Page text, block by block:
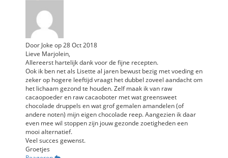
Door Joke op28 Oct 2018
Lieve Marjolein,
Allereerst hartelijk dank voor de fijne recepten.
Ook ik ben net als Lisette al jaren bewust bezig met voeding en
zeker op hogere leeftijd vraagt het dubbel zoveel aandacht om
het lichaam gezond te houden. Zelf maak ik van raw
cacaopoeder en raw cacaoboter met wat greensweet
chocolade druppels en wat grof gemalen amandelen (of
andere noten) mijn eigen chocolade reep. Aangezien ik daar
even mee wil stoppen zijn jouw gezonde zoetigheden een
mooi alternatief.
Veel succes gewenst.
Groetjes